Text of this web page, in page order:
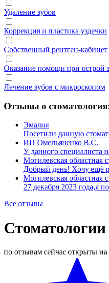
Удаление зубов
Коррекция и пластика уздечки
Собственный рентген‑кабинет
Оказание помощи при острой
Лечение зубов с микроскопом
Отзывы о
Эмалия
Посетили данную
ИП Омельяненко В.С.
У данного специалиста
Могилевская областная
Добрый день! Хочу ещё
Могилевская областная
27 декабря 2023 года,я
Все отзывы
по отзывам сейчас открыты на